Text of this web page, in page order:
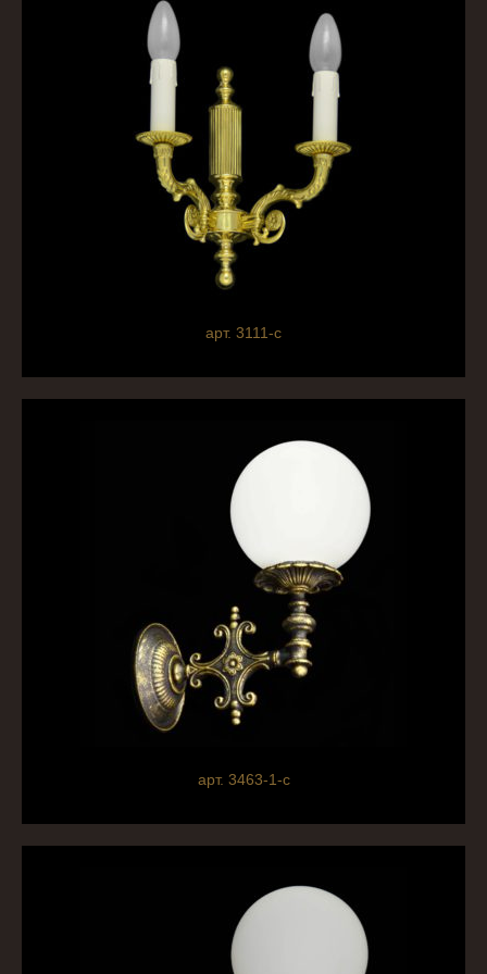
арт. 3111-c
арт. 3463-1-c